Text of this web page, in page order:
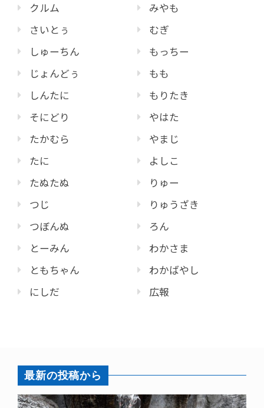
クルム
さいとぅ
しゅーちん
じょんどぅ
しんたに
そにどり
たかむら
たに
たぬたぬ
つじ
つぼんぬ
とーみん
ともちゃん
にしだ
みやも
むぎ
もっちー
もも
もりたき
やはた
やまじ
よしこ
りゅー
りゅうざき
ろん
わかさま
わかばやし
広報
最新の投稿から